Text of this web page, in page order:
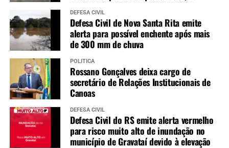
DEFESA CIVIL
Defesa Civil de Nova Santa Rita emite
alerta para possível enchente após mais
de 300 mm de chuva
POLÍTICA
Rossano Gonçalves deixa cargo de
secretário de Relações Institucionais de
Canoas
DEFESA CIVIL
Defesa Civil do RS emite alerta vermelho
para risco muito alto de inundação no
município de Gravataí devido à elevação